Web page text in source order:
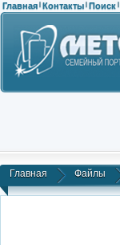
Главная | Контакты | Поиск |
Главная Файлы